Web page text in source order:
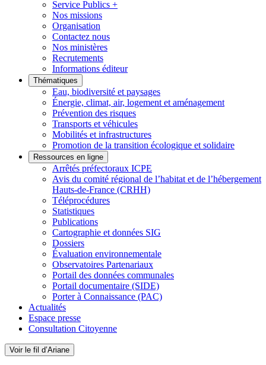
Service Publics +
Nos missions
Organisation
Contactez nous
Nos ministères
Recrutements
Informations éditeur
Thématiques
Eau, biodiversité et paysages
Énergie, climat, air, logement et aménagement
Prévention des risques
Transports et véhicules
Mobilités et infrastructures
Promotion de la transition écologique et solidaire
Ressources en ligne
Arrêtés préfectoraux ICPE
Avis du comité régional de l’habitat et de l’hébergement
Hauts-de-France (CRHH)
Téléprocédures
Statistiques
Publications
Cartographie et données SIG
Dossiers
Évaluation environnementale
Observatoires Partenariaux
Portail des données communales
Portail documentaire (SIDE)
Porter à Connaissance (PAC)
Actualités
Espace presse
Consultation Citoyenne
Voir le fil d’Ariane